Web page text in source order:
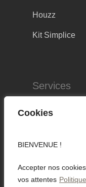
Cookies
BIENVENUE !
Accepter nos
vos attentes
Houzz
Kit Simplice
Services
Conditions
Livraison et
Mentions